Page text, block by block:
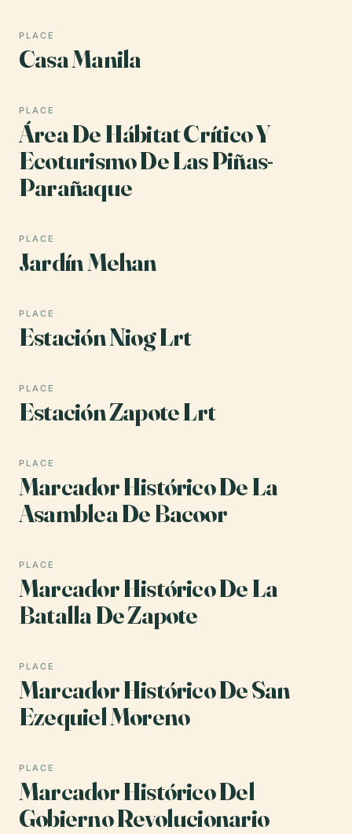
PLACE
Casa Manila
PLACE
Área De Hábitat Crítico Y
Ecoturismo De Las Piñas-
Parañaque
PLACE
Jardín Mehan
PLACE
Estación Niog Lrt
PLACE
Estación Zapote Lrt
PLACE
Marcador Histórico De La
Asamblea De Bacoor
PLACE
Marcador Histórico De La
Batalla De Zapote
PLACE
Marcador Histórico De San
Ezequiel Moreno
PLACE
Marcador Histórico Del
Gobierno Revolucionario